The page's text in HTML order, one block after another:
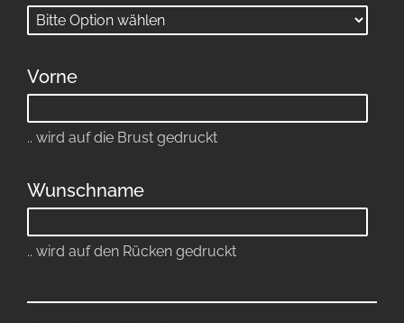
Vorne
.. wird auf die Brust gedruckt
Wunschname
.. wird auf den Rücken gedruckt